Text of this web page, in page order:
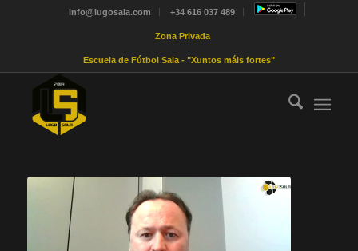
info@lugosala.com +34 616 037 489
Zona Privada
Escuela de Fútbol Sala - "Xuntos máis fortes"